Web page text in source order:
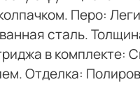
Перо:
сталь.
в комплекте:
Отделка: